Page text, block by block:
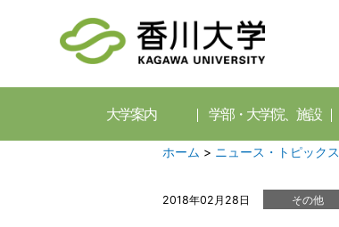
大学案内 学部・大学院、施設
ホーム > ニュース・トピックス
2018年02月28日 その他